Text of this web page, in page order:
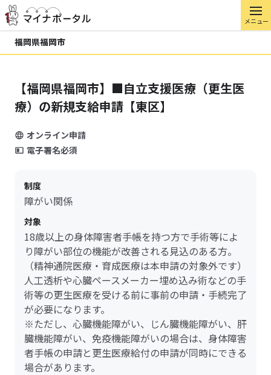
メニュー
福岡県福岡市
【福岡県福岡市】■自立支援医療（更生医
療）の新規支給申請【東区】
オンライン申請
電子署名必須
制度
障がい関係
対象
18歳以上の身体障害者手帳を持つ方で手術等によ
り障がい部位の機能が改善される見込のある方。
（精神通院医療・育成医療は本申請の対象外です）
人工透析や心臓ペースメーカー埋め込み術などの手
術等の更生医療を受ける前に事前の申請・手続完了
が必要になります。
※ただし、心臓機能障がい、じん臓機能障がい、肝
臓機能障がい、免疫機能障がいの場合は、身体障害
者手帳の申請と更生医療給付の申請が同時にできる
場合があります。